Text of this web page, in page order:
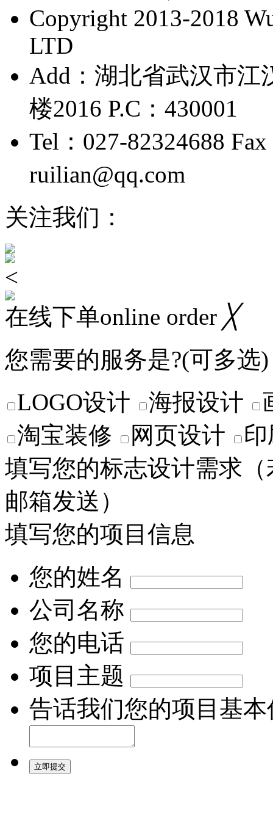
Copyright 2013-2018
LTD
Add：湖北省武汉市江
楼2016 P.C：430001
Tel：027-82324688
ruilian@qq.com
关注我们：
<
在线下单online order ╳
您需要的服务是?(可多选)
LOGO设计
海报设计
淘宝装修
网页设计
填写您的标志设计需求
邮箱发送）
填写您的项目信息
您的姓名
公司名称
您的电话
项目主题
告话我们您的项目基本